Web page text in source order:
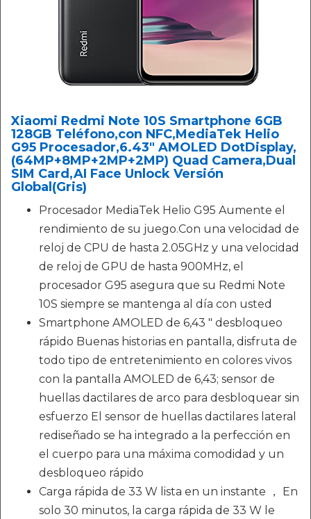
Xiaomi Redmi Note 10S Smartphone 6GB
128GB Teléfono,con NFC,MediaTek Helio
G95 Procesador,6.43" AMOLED DotDisplay,
(64MP+8MP+2MP+2MP) Quad Camera,Dual
SIM Card,AI Face Unlock Versión
Global(Gris)
Procesador MediaTek Helio G95 Aumente el
rendimiento de su juego.Con una velocidad de
reloj de CPU de hasta 2.05GHz y una velocidad
de reloj de GPU de hasta 900MHz, el
procesador G95 asegura que su Redmi Note
10S siempre se mantenga al día con usted
Smartphone AMOLED de 6,43 " desbloqueo
rápido Buenas historias en pantalla, disfruta de
todo tipo de entretenimiento en colores vivos
con la pantalla AMOLED de 6,43; sensor de
huellas dactilares de arco para desbloquear sin
esfuerzo El sensor de huellas dactilares lateral
rediseñado se ha integrado a la perfección en
el cuerpo para una máxima comodidad y un
desbloqueo rápido
Carga rápida de 33 W lista en un instante ， En
solo 30 minutos, la carga rápida de 33 W le